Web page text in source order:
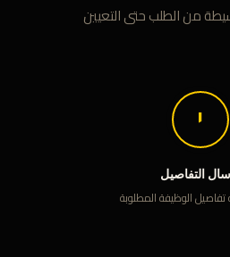
من الطلب حتى التعيين
١
التفاصيل
الوظيفة المطلوبة